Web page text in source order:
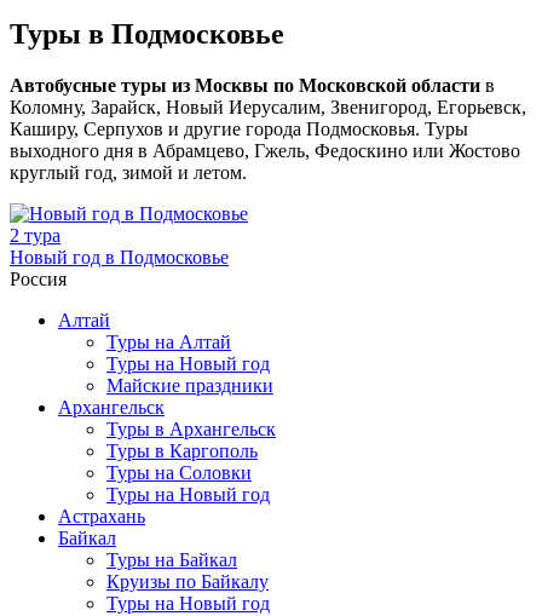
Туры в Подмосковье
Автобусные туры из Москвы по Московской области в
Коломну, Зарайск, Новый Иерусалим, Звенигород, Егорьевск,
Каширу, Серпухов и другие города Подмосковья. Туры
выходного дня в Абрамцево, Гжель, Федоскино или Жостово
круглый год, зимой и летом.
2 тура
Новый год в Подмосковье
Россия
Алтай
Туры на Алтай
Туры на Новый год
Майские праздники
Архангельск
Туры в Архангельск
Туры в Каргополь
Туры на Соловки
Туры на Новый год
Астрахань
Байкал
Туры на Байкал
Круизы по Байкалу
Туры на Новый год